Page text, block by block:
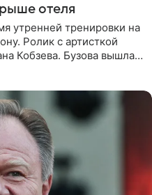
отеля
утренней тренировки на
Ролик с артисткой
Кобзева. Бузова вышла